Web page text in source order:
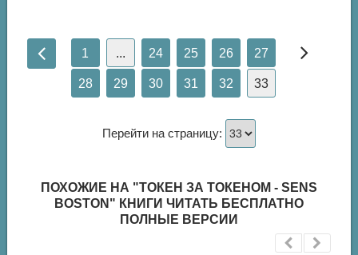
1 ... 24 25 26 27
28 29 30 31 32 33
Перейти на страницу:
ПОХОЖИЕ НА "ТОКЕН ЗА ТОКЕНОМ - SENS
BOSTON" КНИГИ ЧИТАТЬ БЕСПЛАТНО
ПОЛНЫЕ ВЕРСИИ